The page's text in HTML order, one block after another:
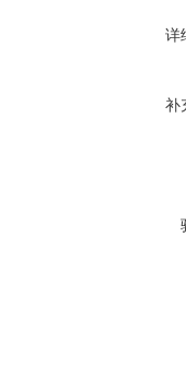
详
补